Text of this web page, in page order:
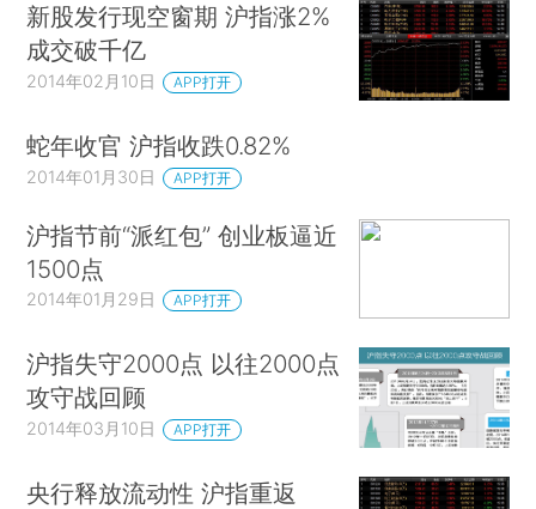
新股发行现空窗期 沪指涨2%
成交破千亿
2014年02月10日 APP打开
蛇年收官 沪指收跌0.82%
2014年01月30日 APP打开
沪指节前“派红包” 创业板逼近
1500点
2014年01月29日 APP打开
沪指失守2000点 以往2000点
攻守战回顾
2014年03月10日 APP打开
央行释放流动性 沪指重返